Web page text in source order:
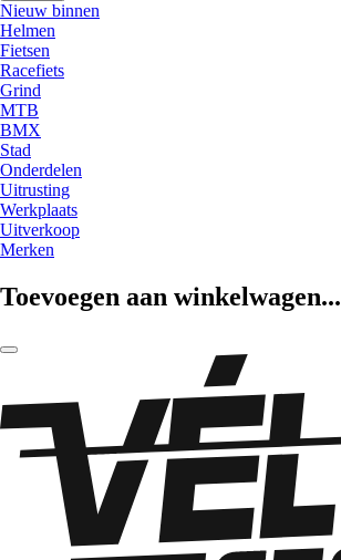
Nieuw binnen
Helmen
Fietsen
Racefiets
Grind
MTB
BMX
Stad
Onderdelen
Uitrusting
Werkplaats
Uitverkoop
Merken
Toevoegen aan winkelwagen...